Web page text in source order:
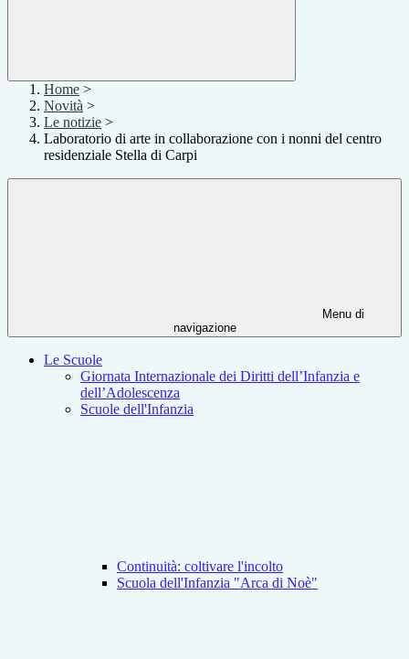
Home >
Novità >
Le notizie >
Laboratorio di arte in collaborazione con i nonni del centro
residenziale Stella di Carpi
Menu di
navigazione
Le Scuole
Giornata Internazionale dei Diritti dell’Infanzia e
dell’Adolescenza
Scuole dell'Infanzia
Continuità: coltivare l'incolto
Scuola dell'Infanzia "Arca di Noè"